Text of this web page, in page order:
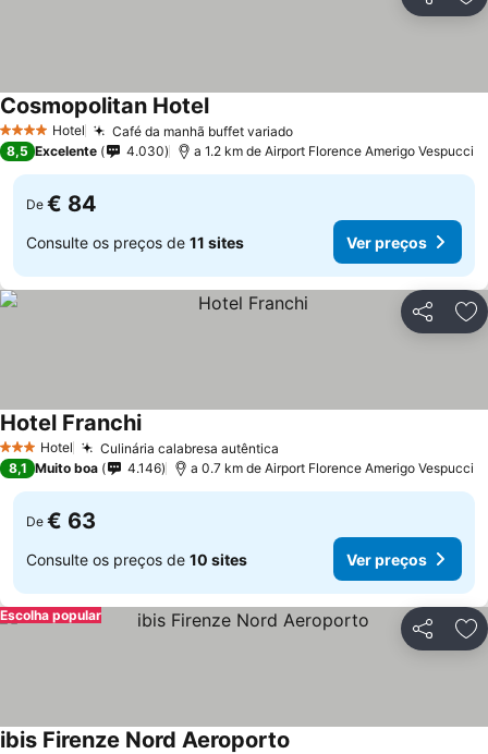
Partilhar
4 EstrelasHotel Café da manhã buffet variadoVer preços
Cosmopolitan HotelVer preços
8,5 Excelente 4.030 a 1.2 km de Airport Florence Amerigo Vespucci
De € 84
Consulte os preços de 11 sites Ver preços
Partilhar
3 EstrelasHotel Culinária calabresa autêntica
Hotel FranchiVer preços
8,1 Muito boa 4.146 a 0.7 km de Airport Florence Amerigo Vespucci
De € 63
Consulte os preços de 10 sites Ver preços
Partilhar
Escolha popular
ibis Firenze Nord Aeroporto